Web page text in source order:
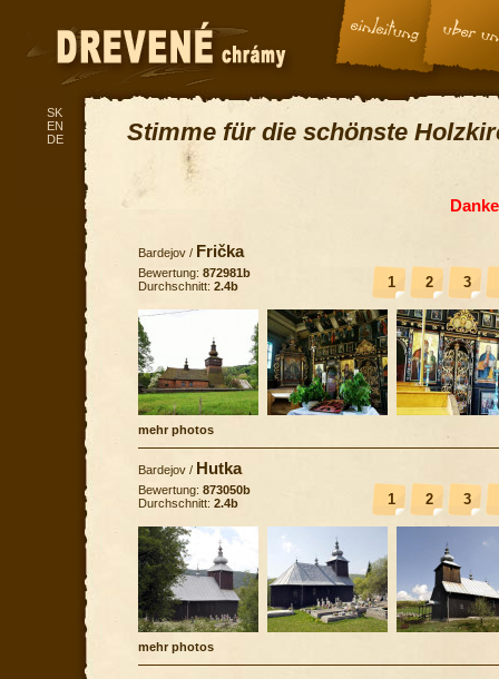
Stimme für die schönste
Bardejov / Frička
1 2 3
Bewertung: 872981b
Durchschnitt: 2.4b
mehr photos
Bardejov / Hutka
1 2 3
Bewertung: 873050b
Durchschnitt: 2.4b
mehr photos
SK
EN
DE